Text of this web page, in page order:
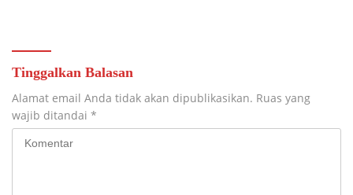
Tinggalkan Balasan
Alamat email Anda tidak akan dipublikasikan. Ruas yang
wajib ditandai *